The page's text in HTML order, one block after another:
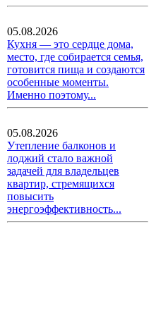
05.08.2026
Кухня — это сердце дома,
место, где собирается семья,
готовится пища и создаются
особенные моменты.
Именно поэтому...
05.08.2026
Утепление балконов и
лоджий стало важной
задачей для владельцев
квартир, стремящихся
повысить
энергоэффективность...